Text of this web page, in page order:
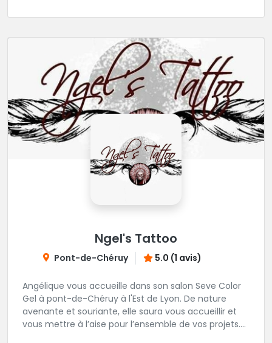
Ngel's Tattoo
Pont-de-Chéruy 5.0 (1 avis)
Angélique vous accueille dans son salon Seve Color
Gel à pont-de-Chéruy à l'Est de Lyon. De nature
avenante et souriante, elle saura vous accueillir et
vous mettre à l’aise pour l’ensemble de vos projets.